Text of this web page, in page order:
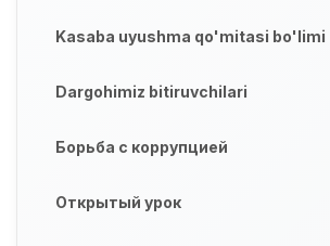
Kasaba uyushma qo'mitasi bo'limi
Dargohimiz bitiruvchilari
Борьба с коррупцией
Открытый урок